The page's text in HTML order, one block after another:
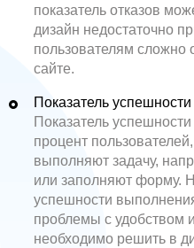
показатель отказов
дизайн недостаточно
пользователям сложно
сайте.
Показатель
Показатель
процент
выполняют задачу,
или заполняют форму.
успешности
проблемы с удобством
необходимо решить в